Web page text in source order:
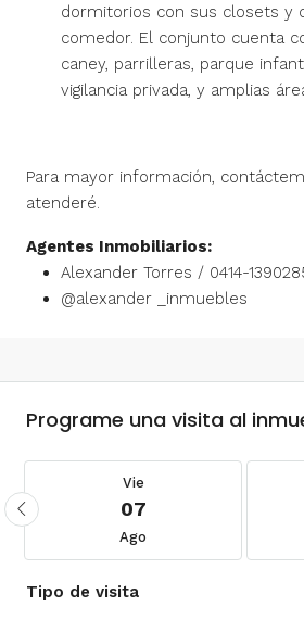
dormitorios con sus closets y
comedor. El conjunto cuenta
caney, parrilleras, parque
vigilancia privada, y amplias
Para mayor información,
atenderé.
Agentes Inmobiliarios:
Alexander Torres / 0414-
@alexander _inmuebles
Programe una visita al
Vie
07
Ago
Tipo de visita